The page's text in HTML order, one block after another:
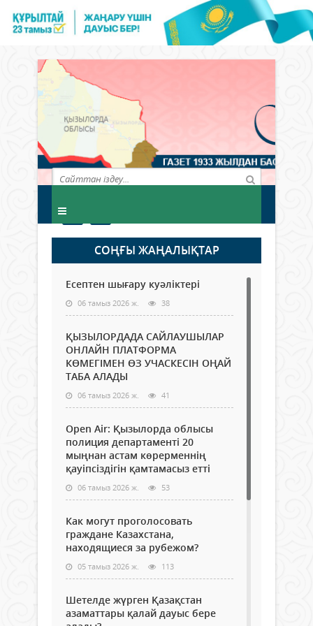
СОҢҒЫ ЖАҢАЛЫҚТАР
Есептен шығару куәліктері
06 тамыз 2026 ж. 38
ҚЫЗЫЛОРДАДА САЙЛАУШЫЛАР
ОНЛАЙН ПЛАТФОРМА
КӨМЕГІМЕН ӨЗ УЧАСКЕСІН ОҢАЙ
ТАБА АЛАДЫ
06 тамыз 2026 ж. 41
Open Air: Қызылорда облысы
полиция департаменті 20
мыңнан астам көрерменнің
қауіпсіздігін қамтамасыз етті
06 тамыз 2026 ж. 53
Как могут проголосовать
граждане Казахстана,
находящиеся за рубежом?
05 тамыз 2026 ж. 113
Шетелде жүрген Қазақстан
азаматтары қалай дауыс бере